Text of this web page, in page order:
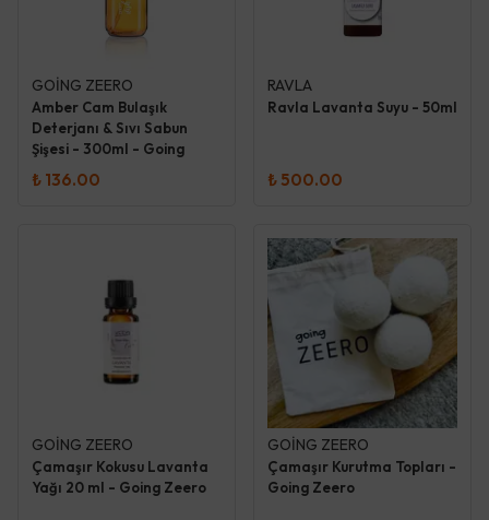
GOİNG ZEERO
Amber Cam Bulaşık
Deterjanı & Sıvı Sabun
Şişesi - 300ml - Going
₺ 136.00
RAVLA
Ravla Lavanta Suyu - 50ml
₺ 500.00
GOİNG ZEERO
Çamaşır Kokusu Lavanta
Yağı 20 ml - Going Zeero
GOİNG ZEERO
Çamaşır Kurutma Topları -
Going Zeero